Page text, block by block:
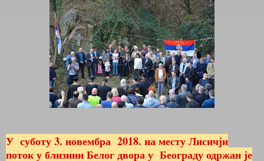
У суботу 3. новембра 2018. на месту Лисичји
поток у близини Белог двора у Београду одржан је